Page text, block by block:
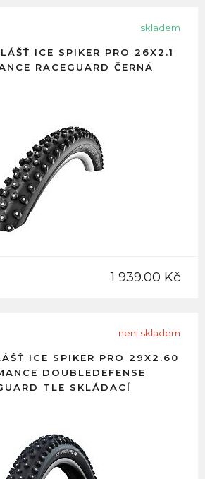
skladem
ICE SPIKER PRO 26X2.1
RACEGUARD ČERNÁ
1 939.00 Kč
neni skladem
ICE SPIKER PRO 29X2.60
DOUBLEDEFENSE
TLE SKLÁDACÍ